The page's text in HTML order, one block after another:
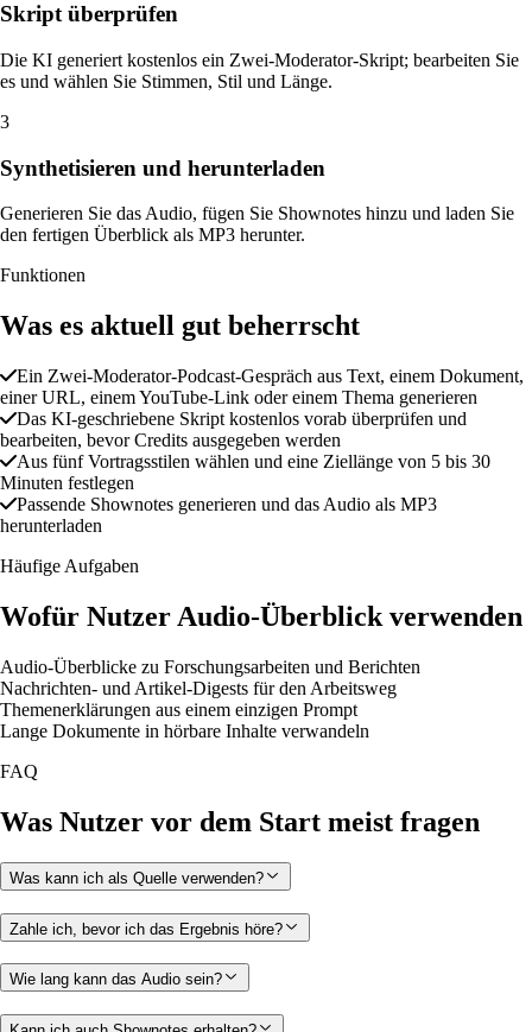
Skript überprüfen
Die KI generiert kostenlos ein Zwei-Moderator-Skript; bearbeiten Sie
es und wählen Sie Stimmen, Stil und Länge.
3
Synthetisieren und herunterladen
Generieren Sie das Audio, fügen Sie Shownotes hinzu und laden Sie
den fertigen Überblick als MP3 herunter.
Funktionen
Was es aktuell gut beherrscht
Ein Zwei-Moderator-Podcast-Gespräch aus Text, einem Dokument,
einer URL, einem YouTube-Link oder einem Thema generieren
Das KI-geschriebene Skript kostenlos vorab überprüfen und
bearbeiten, bevor Credits ausgegeben werden
Aus fünf Vortragsstilen wählen und eine Ziellänge von 5 bis 30
Minuten festlegen
Passende Shownotes generieren und das Audio als MP3
herunterladen
Häufige Aufgaben
Wofür Nutzer Audio-Überblick verwenden
Audio-Überblicke zu Forschungsarbeiten und Berichten
Nachrichten- und Artikel-Digests für den Arbeitsweg
Themenerklärungen aus einem einzigen Prompt
Lange Dokumente in hörbare Inhalte verwandeln
FAQ
Was Nutzer vor dem Start meist fragen
Was kann ich als Quelle verwenden?
Zahle ich, bevor ich das Ergebnis höre?
Wie lang kann das Audio sein?